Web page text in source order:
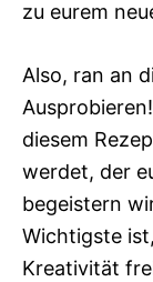
zu eurem
Also, ran an
diesem
werdet, der
begeistern
Wichtigste
Kreativität